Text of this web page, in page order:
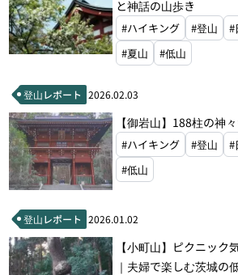
と神話の山歩き
#ハイキング #登山 #
#夏山
#低山
登山レポート 2026.02.03
【御岩山】188柱の神
#ハイキング #登山 #
#低山
登山レポート 2026.01.02
【小町山】ピクニック
｜夫婦で楽しむ茨城の